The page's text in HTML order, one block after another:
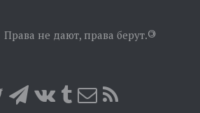
Права не дают, права берут.©